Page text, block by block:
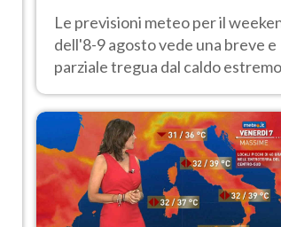
Nord! Altrove calura e afa
Le previsioni meteo per il
dell'8-9 agosto vede una breve e
parziale tregua dal caldo estremo
40 gradi.